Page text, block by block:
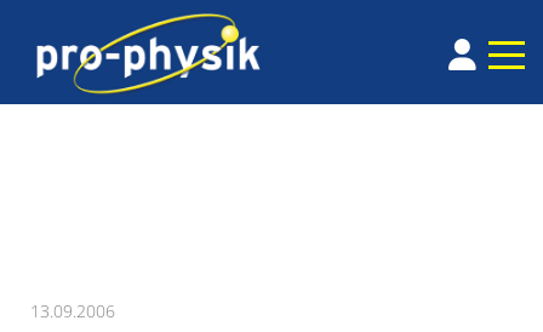
13.09.2006